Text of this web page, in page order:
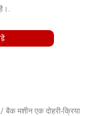
मशीन एक दोहरी-क्रिया